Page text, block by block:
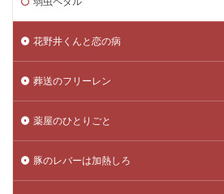
花野井くんと恋の病
葬送のフリーレン
薬屋のひとりごと
豚のレバーは加熱しろ